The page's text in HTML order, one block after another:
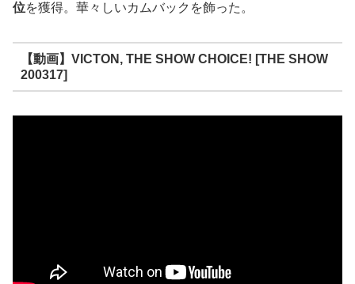
位を獲得。華々しいカムバックを飾った。
【動画】VICTON, THE SHOW CHOICE! [THE SHOW
200317]